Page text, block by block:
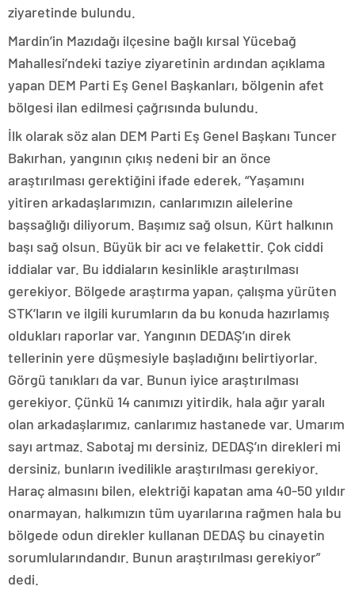
ziyaretinde bulundu.
Mardin’in Mazıdağı ilçesine bağlı kırsal Yücebağ
Mahallesi’ndeki taziye ziyaretinin ardından açıklama
yapan DEM Parti Eş Genel Başkanları, bölgenin afet
bölgesi ilan edilmesi çağrısında bulundu.
İlk olarak söz alan DEM Parti Eş Genel Başkanı Tuncer
Bakırhan, yangının çıkış nedeni bir an önce
araştırılması gerektiğini ifade ederek, “Yaşamını
yitiren arkadaşlarımızın, canlarımızın ailelerine
başsağlığı diliyorum. Başımız sağ olsun, Kürt halkının
başı sağ olsun. Büyük bir acı ve felakettir. Çok ciddi
iddialar var. Bu iddiaların kesinlikle araştırılması
gerekiyor. Bölgede araştırma yapan, çalışma yürüten
STK’ların ve ilgili kurumların da bu konuda hazırlamış
oldukları raporlar var. Yangının DEDAŞ’ın direk
tellerinin yere düşmesiyle başladığını belirtiyorlar.
Görgü tanıkları da var. Bunun iyice araştırılması
gerekiyor. Çünkü 14 canımızı yitirdik, hala ağır yaralı
olan arkadaşlarımız, canlarımız hastanede var. Umarım
sayı artmaz. Sabotaj mı dersiniz, DEDAŞ’ın direkleri mi
dersiniz, bunların ivedilikle araştırılması gerekiyor.
Haraç almasını bilen, elektriği kapatan ama 40-50 yıldır
onarmayan, halkımızın tüm uyarılarına rağmen hala bu
bölgede odun direkler kullanan DEDAŞ bu cinayetin
sorumlularındandır. Bunun araştırılması gerekiyor”
dedi.